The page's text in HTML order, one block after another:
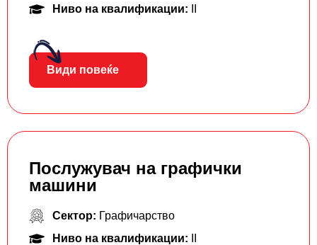
Ниво на квалификации:
Види повеќе
Послужувач на графички
машини
Сектор: Графичарство
Ниво на квалификации: